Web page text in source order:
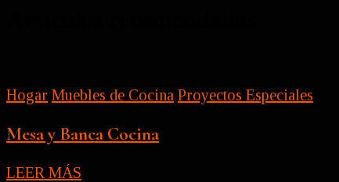
Hogar Muebles de Cocina Proyectos Especiales
Mesa y Banca Cocina
LEER MÁS